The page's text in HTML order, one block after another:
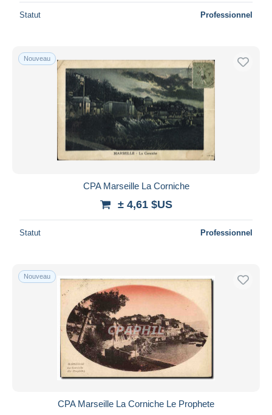
Statut Professionnel
Nouveau
CPA Marseille La Corniche
± 4,61 $US
Statut Professionnel
Nouveau
CPA Marseille La Corniche Le Prophete